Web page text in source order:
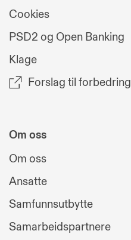
Cookies
PSD2 og Open Banking
Klage
Forslag til forbedring
Om oss
Om oss
Ansatte
Samfunnsutbytte
Samarbeidspartnere